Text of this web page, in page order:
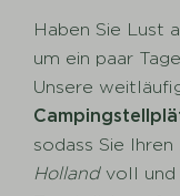
Haben Sie Lust
um ein paar
Unsere
sodass Sie Ihren
Hollandvoll und